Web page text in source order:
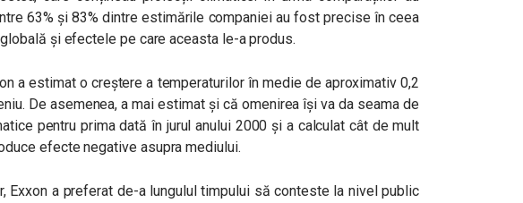
63% și 83% dintre estimările companiei au fost precise în ceea
și efectele pe care aceasta le-a produs.
a estimat o creștere a temperaturilor în medie de aproximativ 0,2
De asemenea, a mai estimat și că omenirea își va da seama de
pentru prima dată în jurul anului 2000 și a calculat cât de mult
efecte negative asupra mediului.
Exxon a preferat de-a lungulul timpului să conteste la nivel public